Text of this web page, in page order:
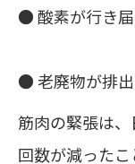
● 酸素が行き
● 老廃物が排
筋肉の緊張は
回数が減った